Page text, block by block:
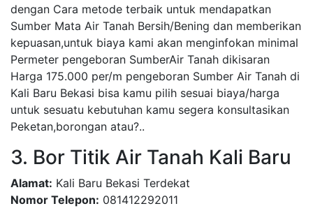
dengan Cara metode terbaik untuk mendapatkan
Sumber Mata Air Tanah Bersih/Bening dan memberikan
kepuasan,untuk biaya kami akan menginfokan minimal
Permeter pengeboran SumberAir Tanah dikisaran
Harga 175.000 per/m pengeboran Sumber Air Tanah di
Kali Baru Bekasi bisa kamu pilih sesuai biaya/harga
untuk sesuatu kebutuhan kamu segera konsultasikan
Peketan,borongan atau?..
3. Bor Titik Air Tanah Kali Baru
Alamat: Kali Baru Bekasi Terdekat
Nomor Telepon: 081412292011